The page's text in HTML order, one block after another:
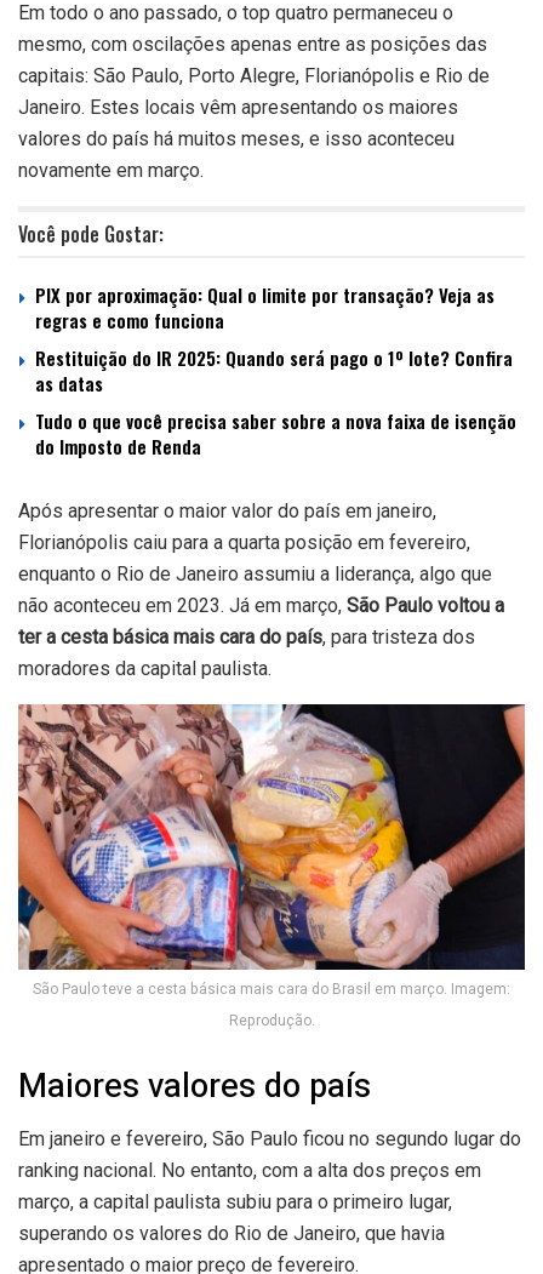
Em todo o ano passado, o top quatro permaneceu o
mesmo, com oscilações apenas entre as posições das
capitais: São Paulo, Porto Alegre, Florianópolis e Rio de
Janeiro. Estes locais vêm apresentando os maiores
valores do país há muitos meses, e isso aconteceu
novamente em março.
Você pode Gostar:
PIX por aproximação: Qual o limite por transação? Veja as
regras e como funciona
Restituição do IR 2025: Quando será pago o 1º lote? Confira
as datas
Tudo o que você precisa saber sobre a nova faixa de isenção
do Imposto de Renda
Após apresentar o maior valor do país em janeiro,
Florianópolis caiu para a quarta posição em fevereiro,
enquanto o Rio de Janeiro assumiu a liderança, algo que
não aconteceu em 2023. Já em março, São Paulo voltou a
ter a cesta básica mais cara do país, para tristeza dos
moradores da capital paulista.
São Paulo teve a cesta básica mais cara do Brasil em março. Imagem:
Reprodução.
Maiores valores do país
Em janeiro e fevereiro, São Paulo ficou no segundo lugar do
ranking nacional. No entanto, com a alta dos preços em
março, a capital paulista subiu para o primeiro lugar,
superando os valores do Rio de Janeiro, que havia
apresentado o maior preço de fevereiro.